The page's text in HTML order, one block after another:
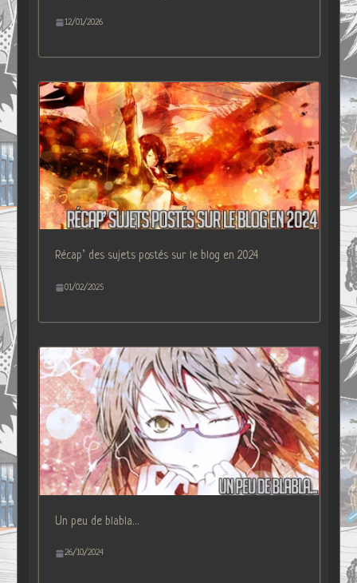
12/01/2026
Récap’ des sujets postés sur le blog en 2024
01/02/2025
Un peu de blabla…
26/10/2024